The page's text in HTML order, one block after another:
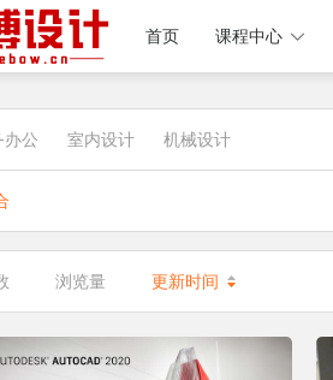
首页 课程中心
办公 室内设计 机械设计
浏览量 更新时间